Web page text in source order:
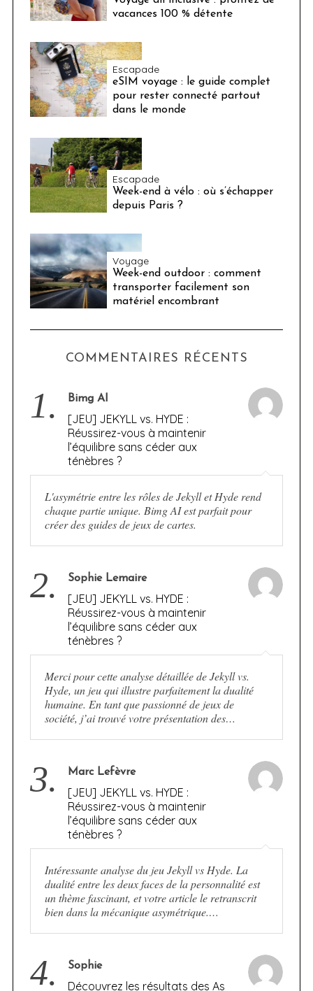
vacances 100 % détente
Escapade
eSIM voyage : le guide complet
pour rester connecté partout
dans le monde
Escapade
Week-end à vélo : où s’échapper
depuis Paris ?
Voyage
Week-end outdoor : comment
transporter facilement son
matériel encombrant
COMMENTAIRES RÉCENTS
1. Bimg AI
[JEU] JEKYLL vs. HYDE :
Réussirez-vous à maintenir
l’équilibre sans céder aux
ténèbres ?
L'asymétrie entre les rôles de Jekyll et Hyde rend
chaque partie unique. Bimg AI est parfait pour
créer des guides de jeux de cartes.
2. Sophie Lemaire
[JEU] JEKYLL vs. HYDE :
Réussirez-vous à maintenir
l’équilibre sans céder aux
ténèbres ?
Merci pour cette analyse détaillée de Jekyll vs.
Hyde, un jeu qui illustre parfaitement la dualité
humaine. En tant que passionné de jeux de
société, j’ai trouvé votre présentation des…
3. Marc Lefèvre
[JEU] JEKYLL vs. HYDE :
Réussirez-vous à maintenir
l’équilibre sans céder aux
ténèbres ?
Intéressante analyse du jeu Jekyll vs Hyde. La
dualité entre les deux faces de la personnalité est
un thème fascinant, et votre article le retranscrit
bien dans la mécanique asymétrique.…
4. Sophie
Découvrez les résultats des As